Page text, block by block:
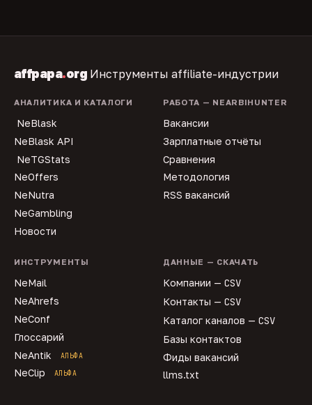
affpapa.org Инструменты affiliate-индустрии
АНАЛИТИКА И КАТАЛОГИ
NeBlask
NeBlask API
NeTGStats
NeOffers
NeNutra
NeGambling
Новости
РАБОТА — NEARBIHUNTER
Вакансии
Зарплатные отчёты
Сравнения
Методология
RSS вакансий
ИНСТРУМЕНТЫ
NeMail
NeAhrefs
NeConf
Глоссарий
NeAntik
АЛЬФА
NeClip АЛЬФА
ДАННЫЕ — СКАЧАТЬ
Компании — CSV
Контакты — CSV
Каталог каналов — CSV
Базы контактов
Фиды вакансий
llms.txt